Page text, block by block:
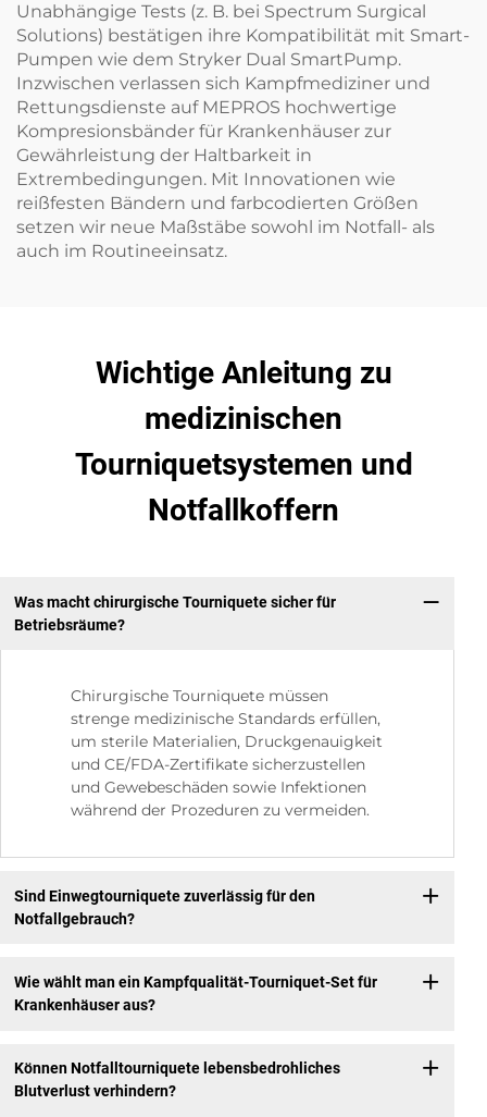
Unabhängige Tests (z. B. bei Spectrum Surgical
Solutions) bestätigen ihre Kompatibilität mit Smart-
Pumpen wie dem Stryker Dual SmartPump.
Inzwischen verlassen sich Kampfmediziner und
Rettungsdienste auf MEPROS hochwertige
Kompresionsbänder für Krankenhäuser zur
Gewährleistung der Haltbarkeit in
Extrembedingungen. Mit Innovationen wie
reißfesten Bändern und farbcodierten Größen
setzen wir neue Maßstäbe sowohl im Notfall- als
auch im Routineeinsatz.
Wichtige Anleitung zu
medizinischen
Tourniquetsystemen und
Notfallkoffern
Was macht chirurgische Tourniquete sicher für
Betriebsräume?
Chirurgische Tourniquete müssen
strenge medizinische Standards erfüllen,
um sterile Materialien, Druckgenauigkeit
und CE/FDA-Zertifikate sicherzustellen
und Gewebeschäden sowie Infektionen
während der Prozeduren zu vermeiden.
Sind Einwegtourniquete zuverlässig für den
Notfallgebrauch?
Wie wählt man ein Kampfqualität-Tourniquet-Set für
Krankenhäuser aus?
Können Notfalltourniquete lebensbedrohliches
Blutverlust verhindern?